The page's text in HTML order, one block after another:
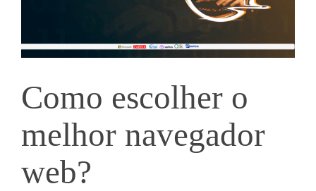
Como escolher o
melhor navegador
web?